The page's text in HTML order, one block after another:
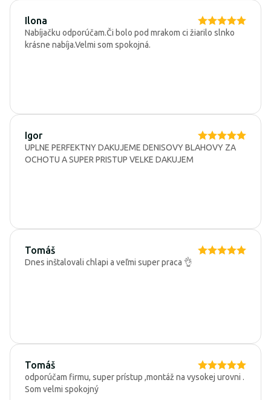
Ilona
Nabíjačku odporúčam.Či bolo pod mrakom ci žiarilo slnko
krásne nabíja.Velmi som spokojná.
Igor
UPLNE PERFEKTNY DAKUJEME DENISOVY BLAHOVY ZA
OCHOTU A SUPER PRISTUP VELKE DAKUJEM
Tomáš
Dnes inštalovali chlapi a veľmi super praca 👌
Tomáš
odporúčam firmu, super prístup ,montáž na vysokej urovni .
Som velmi spokojný